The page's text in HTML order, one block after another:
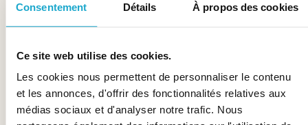
Consentement Détails À propos des cookies
Ce site web utilise des cookies.
Les cookies nous permettent de personnaliser le contenu
et les annonces, d'offrir des fonctionnalités relatives aux
médias sociaux et d'analyser notre trafic. Nous
vous pouvez vous désinscrire à tout moment.
newsletters uniquement en allemand et en anglais.
Choisissez la langue de votre choix ci-dessous et
inscrivez-vous.
Allemand /Anglais